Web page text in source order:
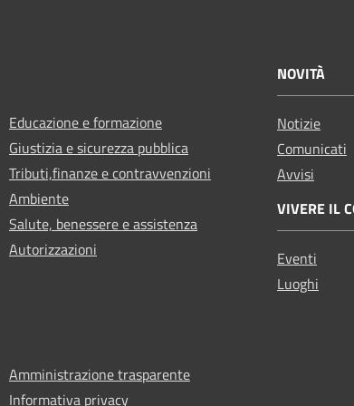
Educazione e formazione
Giustizia e sicurezza pubblica
Tributi,finanze e contravvenzioni
Ambiente
Salute, benessere e assistenza
Autorizzazioni
NOVITÀ
Notizie
Comunicati
Avvisi
VIVERE IL
Eventi
Luoghi
Amministrazione trasparente
Informativa privacy